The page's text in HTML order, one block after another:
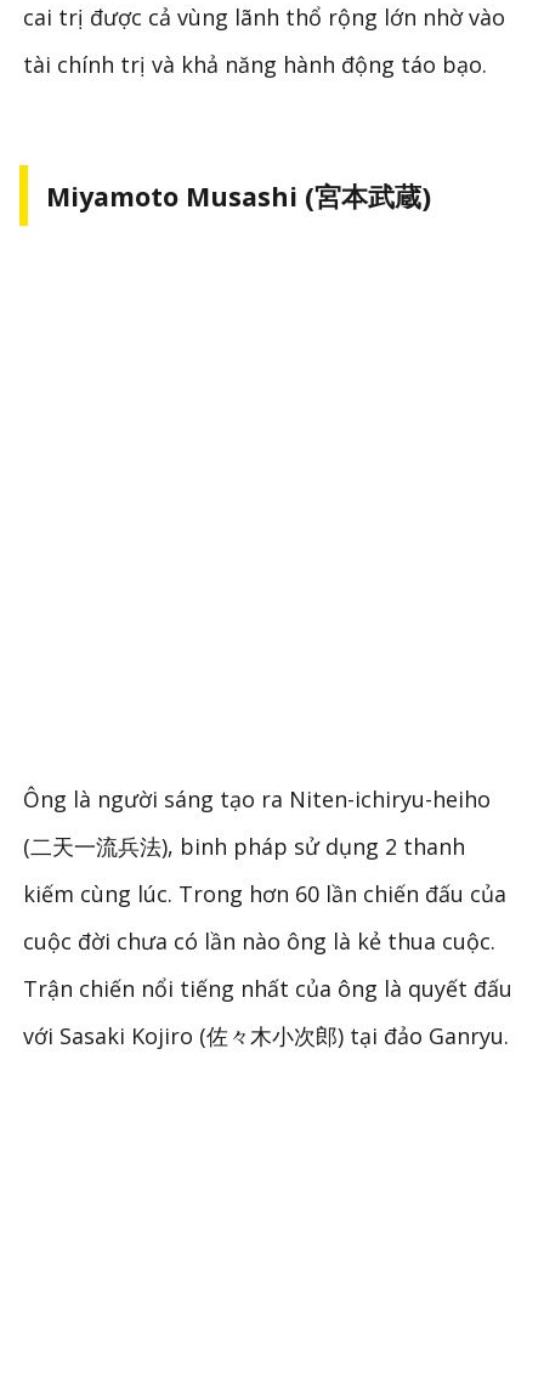
cai trị được cả vùng lãnh thổ rộng lớn nhờ vào
tài chính trị và khả năng hành động táo bạo.
Miyamoto Musashi (宮本武蔵)
Ông là người sáng tạo ra Niten-ichiryu-heiho
(二天一流兵法), binh pháp sử dụng 2 thanh
kiếm cùng lúc. Trong hơn 60 lần chiến đấu của
cuộc đời chưa có lần nào ông là kẻ thua cuộc.
Trận chiến nổi tiếng nhất của ông là quyết đấu
với Sasaki Kojiro (佐々木小次郎) tại đảo Ganryu.